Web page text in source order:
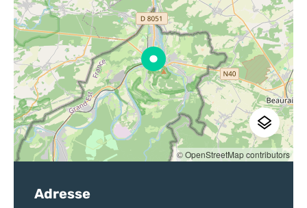
© OpenStreetMap contributors
Adresse